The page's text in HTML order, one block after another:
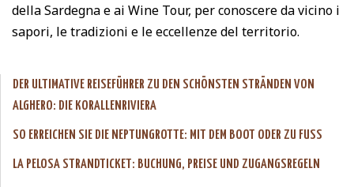
della Sardegnae ai Wine Tour, per conoscere da vicino i
sapori, le tradizioni e le eccellenze del territorio.
DER ULTIMATIVE REISEFÜHRER ZU DEN SCHÖNSTEN STRÄNDEN VON
ALGHERO: DIE KORALLENRIVIERA
SO ERREICHEN SIE DIE NEPTUNGROTTE: MIT DEM BOOT ODER ZU FUSS
LA PELOSA STRANDTICKET: BUCHUNG, PREISE UND ZUGANGSREGELN